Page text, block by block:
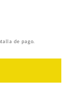
de pago.